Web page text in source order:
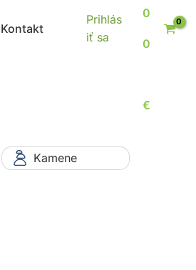
Kontakt
Prihlás
iť sa
0
0
€
Kamene